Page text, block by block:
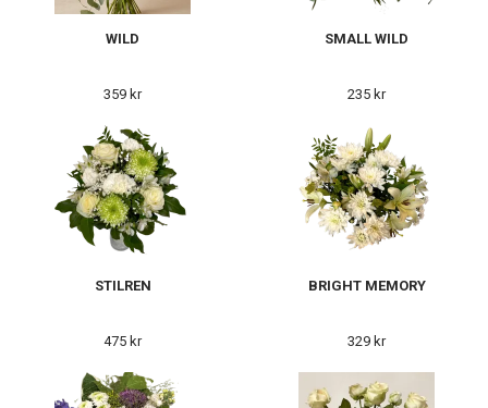
WILD
359 kr
SMALL WILD
235 kr
STILREN
475 kr
BRIGHT MEMORY
329 kr